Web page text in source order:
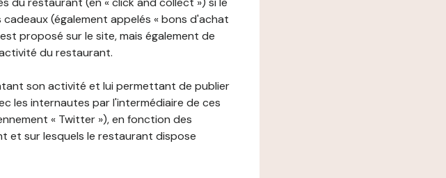
(également appelés « bons d'achat
proposé sur le site, mais également de
du restaurant.
son activité et lui permettant de publier
les internautes par l'intermédiaire de ces
« Twitter »), en fonction des
et sur lesquels le restaurant dispose